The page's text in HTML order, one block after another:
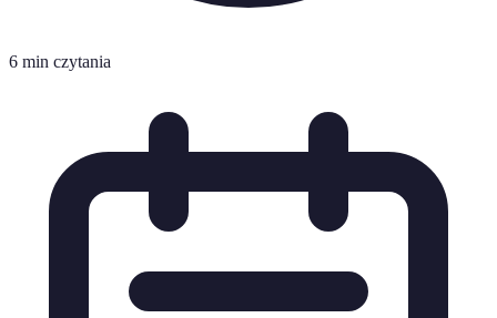
6 min czytania